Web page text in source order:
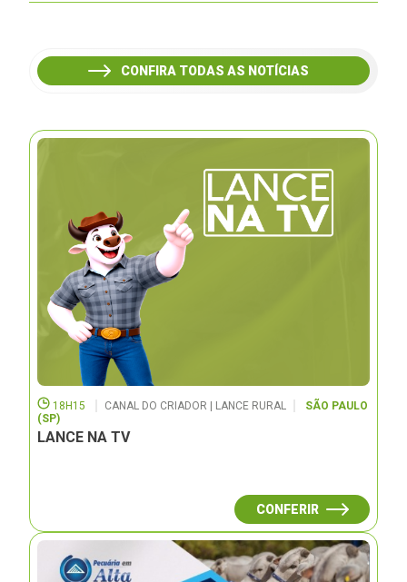
inclui a pecuária entre os setores estratégicos
CONFIRA TODAS AS NOTÍCIAS
18H15 CANAL DO CRIADOR | LANCE RURAL
SÃO PAULO
(SP)
LANCE NA TV
CONFERIR